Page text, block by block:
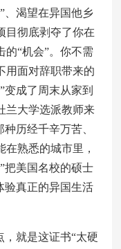
、渴望在异国他乡
目彻底剥夺了你在
的“机会”。你不需
用面对辞职带来的
变成了周末从家到
兰大学选派教师来
历经千辛万苦、
熟悉的城市里，
把美国名校的硕士
验真正的异国生活
就是这证书“太硬